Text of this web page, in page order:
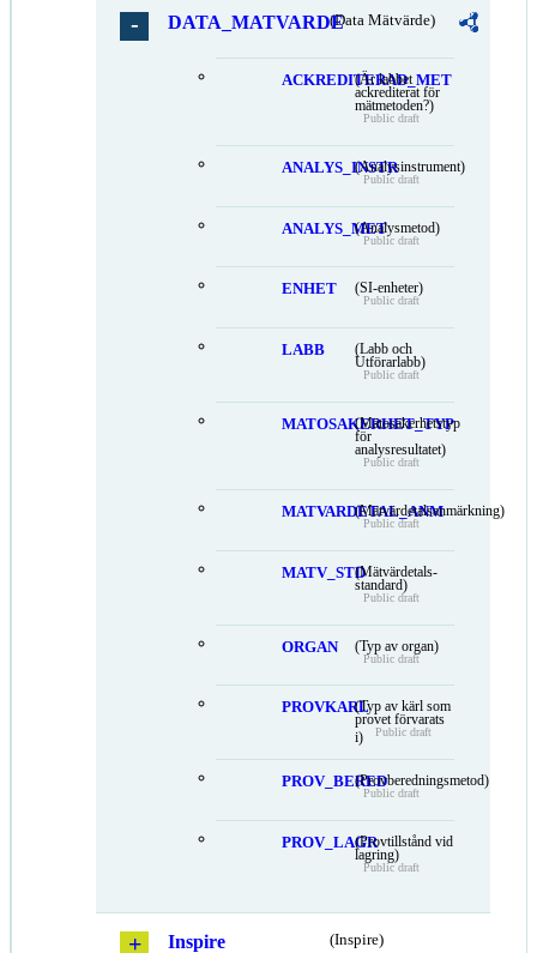
DATA_MATVARDE(Data Mätvärde)
ACKREDITERAD_MET
(Är labbet
ackrediterat för
mätmetoden?)
Public draft
ANALYS_INSTR(Analysinstrument)
Public draft
ANALYS_MET(Analysmetod)
Public draft
ENHET (SI-enheter)
Public draft
LABB
(Labb och
Utförarlabb)
Public draft
MATOSAKERHET_TYP
(Mätosäkerhetstyp
för
analysresultatet)
Public draft
MATVARDETAL_ANM
(Mätvärdetalsanmärkning)
Public draft
MATV_STD(Mätvärdetals-
standard)
Public draft
ORGAN (Typ av organ)
Public draft
PROVKARL(Typ av kärl som
provet förvarats
i)
Public draft
PROV_BERED(Provberedningsmetod)
Public draft
PROV_LAGR(Provtillstånd vid
lagring)
Public draft
Inspire (Inspire)